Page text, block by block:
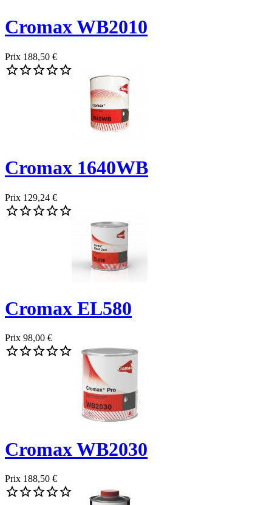
Cromax WB2010
Prix 188,50 €

Cromax 1640WB
Prix 129,24 €

Cromax EL580
Prix 98,00 €

Cromax WB2030
Prix 188,50 €
